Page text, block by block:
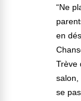
“Ne
en
Trève
salon,
se